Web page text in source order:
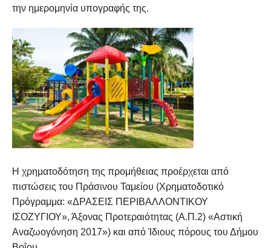
την ημερομηνία υπογραφής της.
Η χρηματοδότηση της προμήθειας προέρχεται από
πιστώσεις του Πράσινου Ταμείου (Χρηματοδοτικό
Πρόγραμμα: «ΔΡΑΣΕΙΣ ΠΕΡΙΒΑΛΛΟΝΤΙΚΟΥ
ΙΣΟΖΥΓΙΟΥ», Άξονας Προτεραιότητας (Α.Π.2) «Αστική
Αναζωογόνηση 2017») και από Ίδιους πόρους του Δήμου